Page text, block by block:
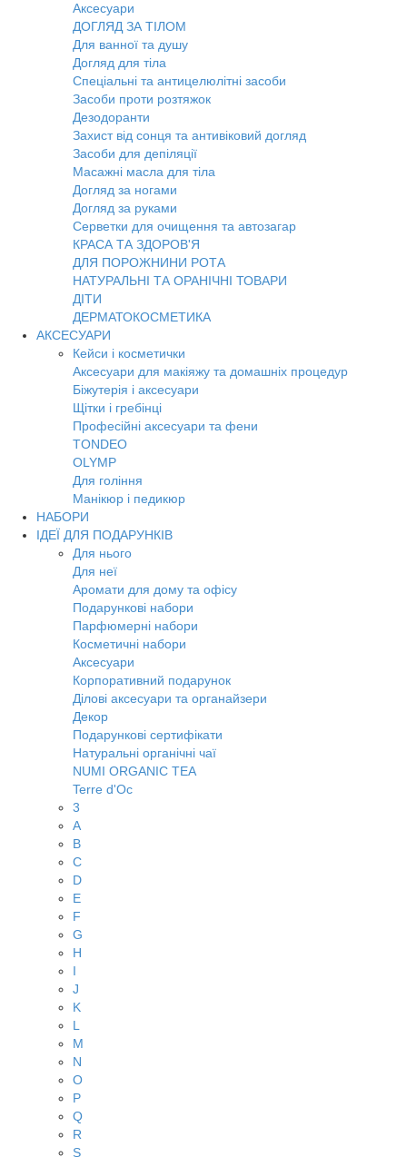
Аксесуари
ДОГЛЯД ЗА ТІЛОМ
Для ванної та душу
Догляд для тіла
Спеціальні та антицелюлітні засоби
Засоби проти розтяжок
Дезодоранти
Захист від сонця та антивіковий догляд
Засоби для депіляції
Масажні масла для тіла
Догляд за ногами
Догляд за руками
Серветки для очищення та автозагар
КРАСА ТА ЗДОРОВ'Я
ДЛЯ ПОРОЖНИНИ РОТА
НАТУРАЛЬНІ ТА ОРАНІЧНІ ТОВАРИ
ДІТИ
ДЕРМАТОКОСМЕТИКА
АКСЕСУАРИ
Кейси і косметички
Аксесуари для макіяжу та домашніх процедур
Біжутерія і аксесуари
Щітки і гребінці
Професійні аксесуари та фени
TONDEO
OLYMP
Для гоління
Манікюр і педикюр
НАБОРИ
ІДЕЇ ДЛЯ ПОДАРУНКІВ
Для нього
Для неї
Аромати для дому та офісу
Подарункові набори
Парфюмерні набори
Косметичні набори
Аксесуари
Корпоративний подарунок
Ділові аксесуари та органайзери
Декор
Подарункові сертифікати
Натуральні органічні чаї
NUMI ORGANIC TEA
Terre d'Oc
3
A
B
C
D
E
F
G
H
I
J
K
L
M
N
O
P
Q
R
S